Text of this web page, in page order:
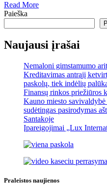
Read More
Paieška
Naujausi įrašai
Nemaloni gimstamumo
Kreditavimas antrąjį
paskolų, tiek indėlių
Finansų rinkos priežiūros
Kauno miesto
sudėtingas pasirodymas
Santakoje
Įpareigojimai „Lux
Praleistos naujienos